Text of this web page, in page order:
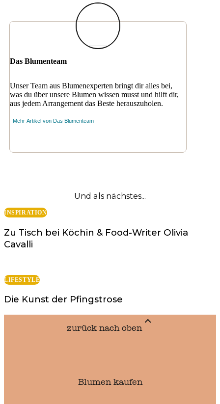
Das Blumenteam
Unser Team aus Blumenexperten bringt dir alles bei,
was du über unsere Blumen wissen musst und hilft dir,
aus jedem Arrangement das Beste herauszuholen.
Mehr Artikel von Das Blumenteam
Und als nächstes...
INSPIRATION
Zu Tisch bei Köchin & Food-Writer Olivia
Cavalli
LIFESTYLE
Die Kunst der Pfingstrose
zurück nach oben
Blumen kaufen